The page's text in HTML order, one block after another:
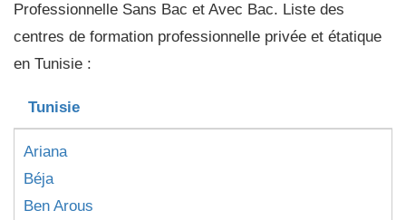
Professionnelle Sans Bac et Avec Bac. Liste des
centres de formation professionnelle privée et étatique
en Tunisie :
Tunisie
Ariana
Béja
Ben Arous